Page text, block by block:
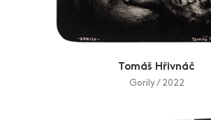
Tomáš Hřivnáč
Gorily / 2022